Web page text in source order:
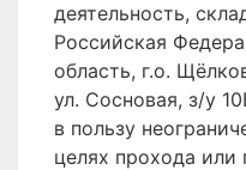
деятельность,
Российская
область, г.о.
ул. Сосновая, з/у
в пользу
целях прохода или